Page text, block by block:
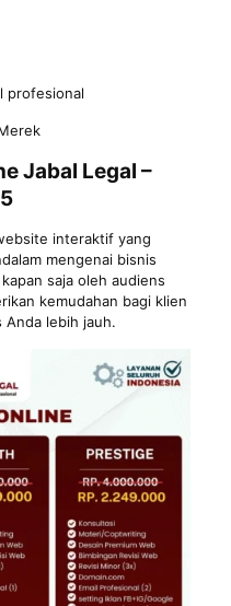
profesional
Jabal Legal –
interaktif yang
mengenai bisnis
saja oleh audiens
kemudahan bagi klien
lebih jauh.